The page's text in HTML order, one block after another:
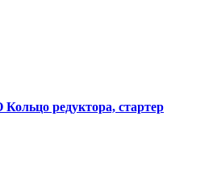
редуктора, стартер